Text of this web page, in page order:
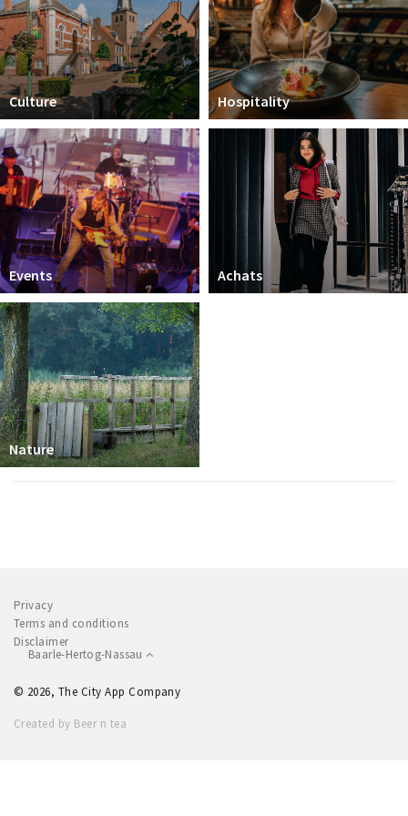
Sign in
Culture Hospitality
Events Achats
Nature
Privacy
Terms and conditions
Disclaimer
Baarle-Hertog-Nassau
© 2026, The City App Company
Created by Beer n tea